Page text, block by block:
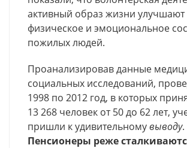
активный образ жизни улучшают
физическое и эмоциональное
пожилых людей.
Проанализировав данные
социальных исследований,
1998 по 2012 год, в которых
13 268 человек от 50 до 62 лет,
пришли к удивительномувыводу.
Пенсионеры реже